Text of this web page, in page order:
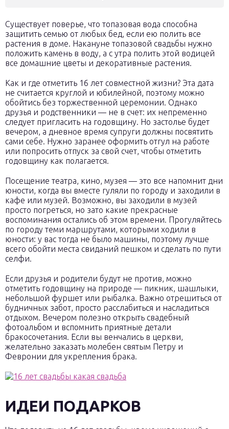
Существует поверье, что топазовая вода способна
защитить семью от любых бед, если ею полить все
растения в доме. Накануне топазовой свадьбы нужно
положить камень в воду, а с утра полить этой водицей
все домашние цветы и декоративные растения.
Как и где отметить 16 лет совместной жизни? Эта дата
не считается круглой и юбилейной, поэтому можно
обойтись без торжественной церемонии. Однако
друзья и родственники — не в счет: их непременно
следует пригласить на годовщину. Но застолье будет
вечером, а дневное время супруги должны посвятить
сами себе. Нужно заранее оформить отгул на работе
или попросить отпуск за свой счет, чтобы отметить
годовщину как полагается.
Посещение театра, кино, музея — это все напомнит дни
юности, когда вы вместе гуляли по городу и заходили в
кафе или музей. Возможно, вы заходили в музей
просто погреться, но зато какие прекрасные
воспоминания остались об этом времени. Прогуляйтесь
по городу теми маршрутами, которыми ходили в
юности: у вас тогда не было машины, поэтому лучше
всего обойти места свиданий пешком и сделать по пути
селфи.
Если друзья и родители будут не против, можно
отметить годовщину на природе — пикник, шашлыки,
небольшой фуршет или рыбалка. Важно отрешиться от
будничных забот, просто расслабиться и насладиться
отдыхом. Вечером полезно открыть свадебный
фотоальбом и вспомнить приятные детали
бракосочетания. Если вы венчались в церкви,
желательно заказать молебен святым Петру и
Февронии для укрепления брака.
ИДЕИ ПОДАРКОВ